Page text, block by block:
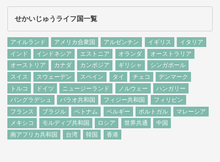
せかいじゅうライフ国一覧
アイルランド アメリカ合衆国 アルゼンチン イギリス
イタリア
インド
インドネシア エストニア オランダ
オーストラリア
オーストリア
カナダ カンボジア ギリシャ
シンガポール
スイス
スウェーデン スペイン タイ チェコ
デンマーク
トルコ
ドイツ ニュージーランド ノルウェー
ハンガリー
バングラデシュ
パラオ共和国 フィジー共和国
フィリピン
フランス
ブラジル ベトナム ベルギー ポルトガル
マレーシア
メキシコ
モルディブ共和国 ロシア 世界共通
中国
南アフリカ共和国
台湾 韓国 香港